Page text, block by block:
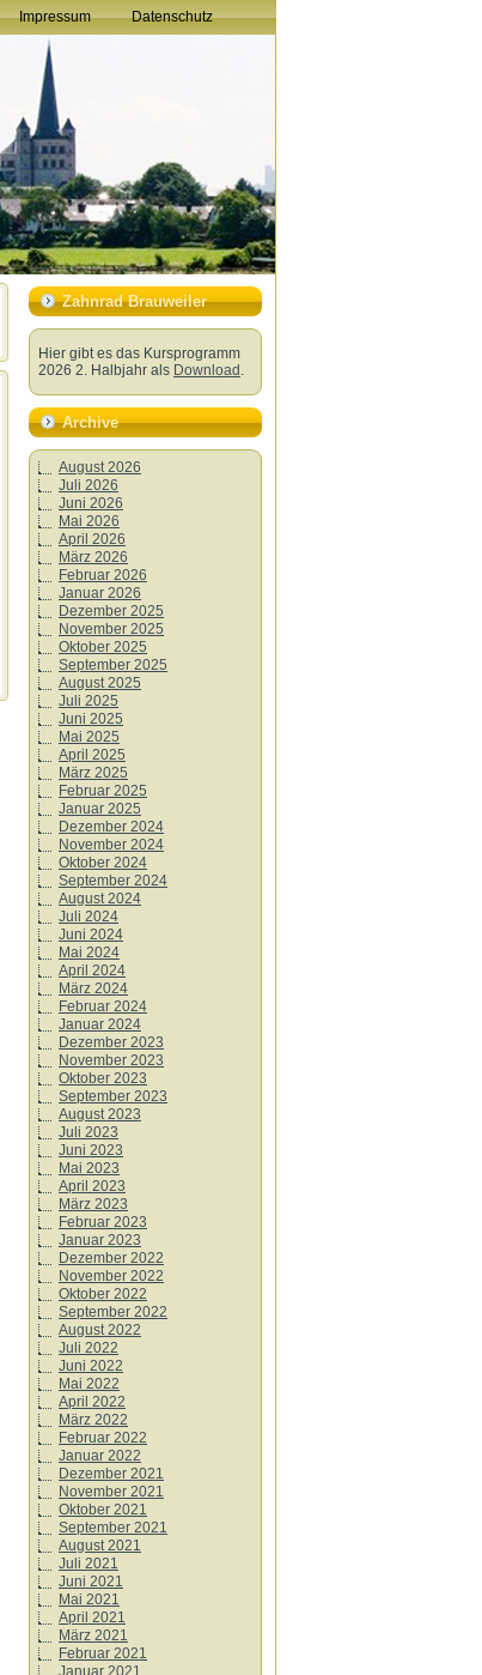
Impressum Datenschutz
Zahnrad Brauweiler
Hier gibt es das Kursprogramm
2026 2. Halbjahr als Download .
Archive
August 2026
Juli 2026
Juni 2026
Mai 2026
April 2026
März 2026
Februar 2026
Januar 2026
Dezember 2025
November 2025
Oktober 2025
September 2025
August 2025
Juli 2025
Juni 2025
Mai 2025
April 2025
März 2025
Februar 2025
Januar 2025
Dezember 2024
November 2024
Oktober 2024
September 2024
August 2024
Juli 2024
Juni 2024
Mai 2024
April 2024
März 2024
Februar 2024
Januar 2024
Dezember 2023
November 2023
Oktober 2023
September 2023
August 2023
Juli 2023
Juni 2023
Mai 2023
April 2023
März 2023
Februar 2023
Januar 2023
Dezember 2022
November 2022
Oktober 2022
September 2022
August 2022
Juli 2022
Juni 2022
Mai 2022
April 2022
März 2022
Februar 2022
Januar 2022
Dezember 2021
November 2021
Oktober 2021
September 2021
August 2021
Juli 2021
Juni 2021
Mai 2021
April 2021
März 2021
Februar 2021
Januar 2021